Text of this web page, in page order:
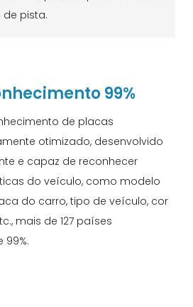
pista.
99%
de placas
otimizado, desenvolvido
e capaz de reconhecer
do veículo, como modelo
do carro, tipo de veículo, cor
mais de 127 países